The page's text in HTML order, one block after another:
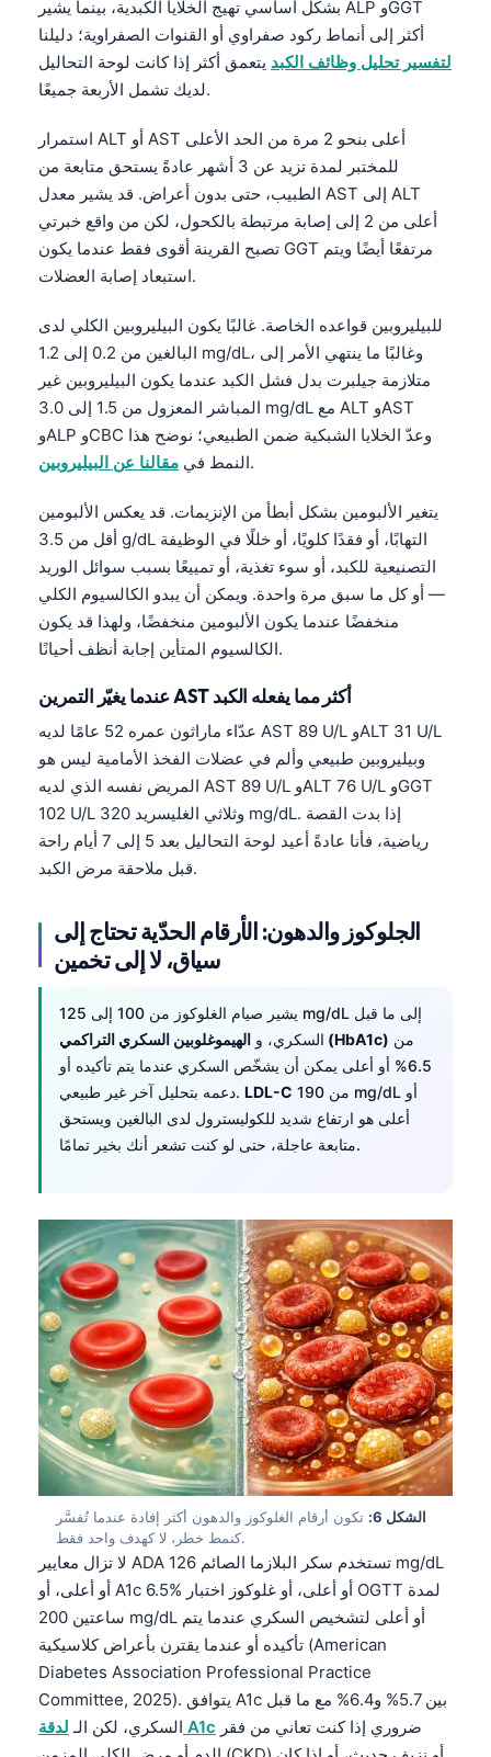
بشكل أساسي تهيج الخلايا الكبدية، بينما يشير ALP وGGT
أكثر إلى أنماط ركود صفراوي أو القنوات الصفراوية؛ دليلنا
لتفسير تحليل وظائف الكبد يتعمق أكثر إذا كانت لوحة التحاليل
لديك تشمل الأربعة جميعًا.
استمرار ALT أو AST أعلى بنحو 2 مرة من الحد الأعلى
للمختبر لمدة تزيد عن 3 أشهر عادةً يستحق متابعة من
الطبيب، حتى بدون أعراض. قد يشير معدل AST إلى ALT
أعلى من 2 إلى إصابة مرتبطة بالكحول، لكن من واقع خبرتي
تصبح القرينة أقوى فقط عندما يكون GGT مرتفعًا أيضًا ويتم
استبعاد إصابة العضلات.
للبيليروبين قواعده الخاصة. غالبًا يكون البيليروبين الكلي لدى
البالغين من 0.2 إلى 1.2 mg/dL، وغالبًا ما ينتهي الأمر إلى
متلازمة جيلبرت بدل فشل الكبد عندما يكون البيليروبين غير
المباشر المعزول من 1.5 إلى 3.0 mg/dL مع ALT وAST
وALP وCBC وعدّ الخلايا الشبكية ضمن الطبيعي؛ نوضح هذا
النمط في مقالنا عن البيليروبين .
يتغير الألبومين بشكل أبطأ من الإنزيمات. قد يعكس الألبومين
أقل من 3.5 g/dL التهابًا، أو فقدًا كلويًا، أو خللًا في الوظيفة
التصنيعية للكبد، أو سوء تغذية، أو تمييعًا بسبب سوائل الوريد
— أو كل ما سبق مرة واحدة. ويمكن أن يبدو الكالسيوم الكلي
منخفضًا عندما يكون الألبومين منخفضًا، ولهذا قد يكون
الكالسيوم المتأين إجابة أنظف أحيانًا.
عندما يغيّر التمرين AST أكثر مما يفعله الكبد
عدّاء ماراثون عمره 52 عامًا لديه AST 89 U/L وALT 31 U/L
وبيليروبين طبيعي وألم في عضلات الفخذ الأمامية ليس هو
المريض نفسه الذي لديه AST 89 U/L وALT 76 U/L وGGT
102 U/L وثلاثي الغليسريد 320 mg/dL. إذا بدت القصة
رياضية، فأنا عادةً أعيد لوحة التحاليل بعد 5 إلى 7 أيام راحة
قبل ملاحقة مرض الكبد.
الجلوكوز والدهون: الأرقام الحدّية تحتاج إلى
سياق، لا إلى تخمين
يشير صيام الغلوكوز من 100 إلى 125 mg/dL إلى ما قبل
السكري، و الهيموغلوبين السكري التراكمي (HbA1c)
6.5% أو أعلى يمكن أن يشخّص السكري عندما يتم تأكيده أو
دعمه بتحليل آخر غير طبيعي. LDL-C
أعلى هو ارتفاع شديد للكوليسترول لدى البالغين ويستحق
متابعة عاجلة، حتى لو كنت تشعر أنك بخير تمامًا.
الشكل 6:
تكون أرقام الغلوكوز والدهون أكثر إفادة عندما تُفسَّر
كنمط خطر، لا كهدف واحد فقط.
لا تزال معايير ADA تستخدم سكر البلازما الصائم 126 mg/dL
أو أعلى، أو A1c 6.5% أو أعلى، أو غلوكوز اختبار OGTT لمدة
ساعتين 200 mg/dL أو أعلى لتشخيص السكري عندما يتم
تأكيده أو عندما يقترن بأعراض كلاسيكية (American
Diabetes Association Professional Practice
Committee, 2025). يتوافق A1c بين 5.7% و6.4% مع ما قبل
السكري، لكن الـ لدقة A1c سنڌي
සිංහල
অসমীয়া
Galego
Latviešu valoda
Македонски јазик
Euskara
Gàidhlig
Occitan
العربية المغربية
Afrikaans
Монгол
ພາສາລາວ
Basa Jawa
Cebuano
Кыргызча
Татар теле
Беларуская мова
Esperanto
Frysk
Ślōnskŏ gŏdka
Norsk bokmål